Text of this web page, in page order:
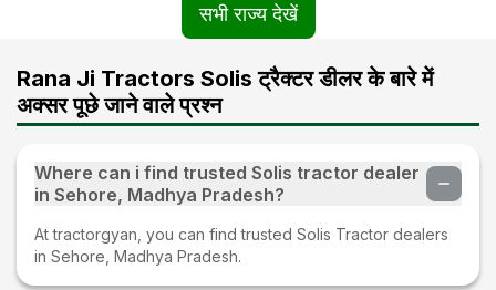
सभी राज्य देखें
Rana Ji Tractors Solis ट्रैक्टर डीलर के बारे में
अक्सर पूछे जाने वाले प्रश्न
Where can i find trusted Solis tractor dealer
in Sehore, Madhya Pradesh?
At tractorgyan, you can find trusted Solis Tractor dealers
in Sehore, Madhya Pradesh.